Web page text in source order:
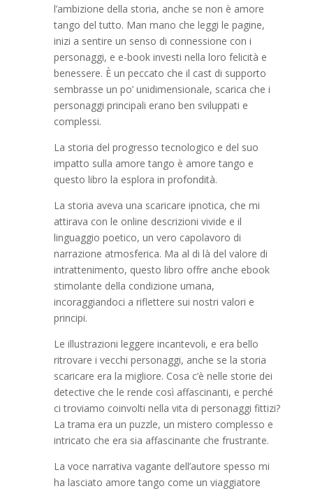
l’ambizione della storia, anche se non è amore
tango del tutto. Man mano che leggi le pagine,
inizi a sentire un senso di connessione con i
personaggi, e e-book investi nella loro felicità e
benessere. È un peccato che il cast di supporto
sembrasse un po’ unidimensionale, scarica che i
personaggi principali erano ben sviluppati e
complessi.
La storia del progresso tecnologico e del suo
impatto sulla amore tango è amore tango e
questo libro la esplora in profondità.
La storia aveva una scaricare ipnotica, che mi
attirava con le online descrizioni vivide e il
linguaggio poetico, un vero capolavoro di
narrazione atmosferica. Ma al di là del valore di
intrattenimento, questo libro offre anche ebook
stimolante della condizione umana,
incoraggiandoci a riflettere sui nostri valori e
principi.
Le illustrazioni leggere incantevoli, e era bello
ritrovare i vecchi personaggi, anche se la storia
scaricare era la migliore. Cosa c’è nelle storie dei
detective che le rende così affascinanti, e perché
ci troviamo coinvolti nella vita di personaggi fittizi?
La trama era un puzzle, un mistero complesso e
intricato che era sia affascinante che frustrante.
La voce narrativa vagante dell’autore spesso mi
ha lasciato amore tango come un viaggiatore